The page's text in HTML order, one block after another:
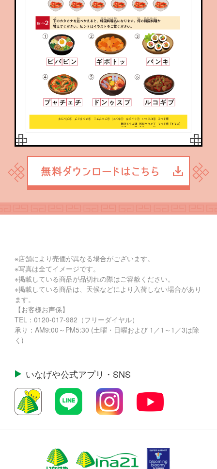
※店舗により売価が異なる場合がございます。
※写真は全てイメージです。
※掲載している商品が品切れの際はご容赦ください。
※掲載している商品は、天候などにより入荷しない場合があり
ます。
【お客様お声係】
TEL： 0120-017-982 （フリーダイヤル）
承り：AM9:00～PM5:30 (土曜・日曜および 1／1～1／3は除
く)
いなげや公式アプリ・SNS